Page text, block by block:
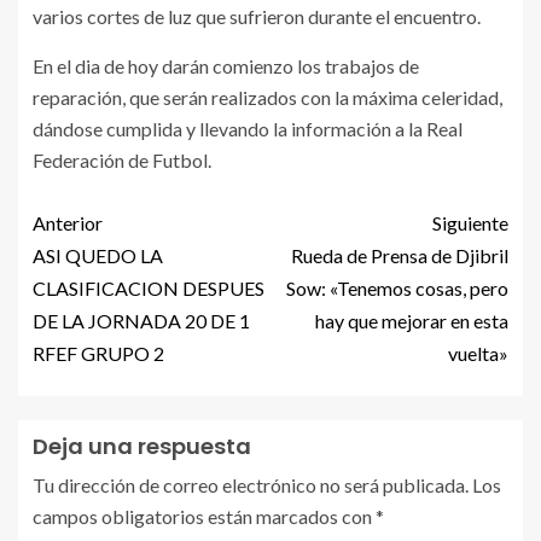
varios cortes de luz que sufrieron durante el encuentro.
En el dia de hoy darán comienzo los trabajos de
reparación, que serán realizados con la máxima celeridad,
dándose cumplida y llevando la información a la Real
Federación de Futbol.
Anterior
ASI QUEDO LA
CLASIFICACION DESPUES
DE LA JORNADA 20 DE 1
RFEF GRUPO 2
Siguiente
Rueda de Prensa de Djibril
Sow: «Tenemos cosas, pero
hay que mejorar en esta
vuelta»
Deja una respuesta
Tu dirección de correo electrónico no será publicada. Los
campos obligatorios están marcados con*